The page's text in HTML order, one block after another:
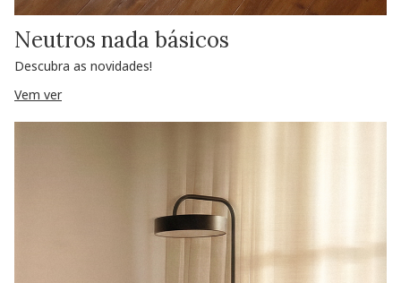
Neutros nada básicos
Descubra as novidades!
Vem ver